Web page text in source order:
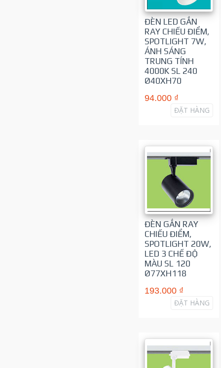
ĐÈN LED GẮN
RAY CHIẾU ĐIỂM,
SPOTLIGHT 7W,
ÁNH SÁNG
TRUNG TÍNH
4000K SL 240
Ø40XH70
94.000 ₫
ĐẶT HÀNG
ĐÈN GẮN RAY
CHIẾU ĐIỂM,
SPOTLIGHT 20W,
LED 3 CHẾ ĐỘ
MÀU SL 120
Ø77XH118
193.000 ₫
ĐẶT HÀNG